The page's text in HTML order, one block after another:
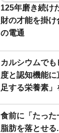
125年磨き続け
財の才能を掛
の電通
カルシウムで
度と認知機能
足する栄養素
食前に「たっ
脂肪を落とせ